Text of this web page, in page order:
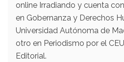
online Irradiando y cuenta
en Gobernanza y Derechos
Universidad Autónoma de
otro en Periodismo por el
Editorial.